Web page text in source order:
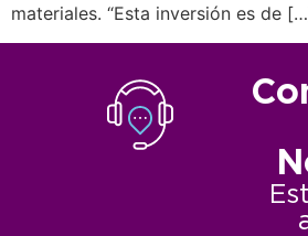
materiales. “Esta inversión es de